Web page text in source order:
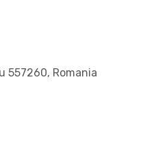
557260, Romania